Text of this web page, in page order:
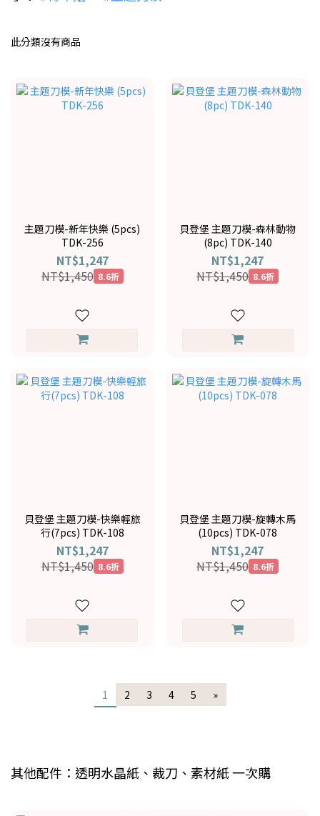
此分類沒有商品
主題刀模-新年快樂 (5pcs)
TDK-256
NT$1,247
NT$1,450 8.6折
貝登堡 主題刀模-森林動物
(8pc) TDK-140
NT$1,247
NT$1,450 8.6折
貝登堡 主題刀模-快樂輕旅
行(7pcs) TDK-108
NT$1,247
NT$1,450 8.6折
貝登堡 主題刀模-旋轉木馬
(10pcs) TDK-078
NT$1,247
NT$1,450 8.6折
1 2 3 4 5 »
其他配件：透明水晶紙、裁刀、素材紙 一次購